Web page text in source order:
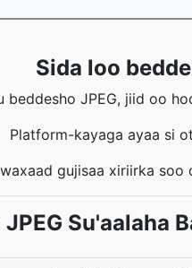
Sida loo
beddesho JPEG, jiid oo
Platform-kayaga ayaa si
gujisaa xiriirka soo
JPEG Su'aalaha